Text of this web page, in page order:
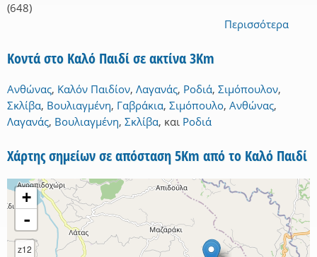
(648)
Περισσότερα
Κοντά στο Καλό Παιδί σε ακτίνα 3Km
Ανθώνας, Καλόν Παιδίον, Λαγανάς, Ροδιά, Σιμόπουλον,
Σκλίβα, Βουλιαγμένη, Γαβράκια, Σιμόπουλο, Ανθώνας,
Λαγανάς, Βουλιαγμένη, Σκλίβα, και Ροδιά
Χάρτης σημείων σε απόσταση 5Km από το Καλό Παιδί
+
-
z12